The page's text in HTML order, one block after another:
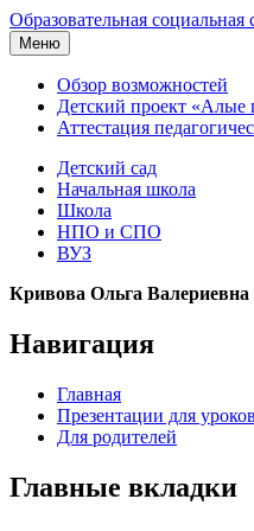
Образовательная социальная
Меню
Обзор возможностей
Детский проект «Алые
Аттестация
Детский сад
Начальная школа
Школа
НПО и СПО
ВУЗ
Кривова Ольга Валериевна
Навигация
Главная
Презентации для
Для родителей
Главные вкладки